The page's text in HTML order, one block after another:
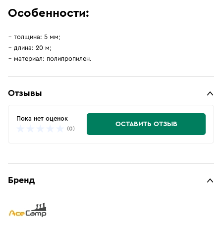
Особенности:
толщина: 5 мм;
длина: 20 м;
материал: полипропилен.
Отзывы
Пока нет оценок
(0)
ОСТАВИТЬ ОТЗЫВ
Бренд